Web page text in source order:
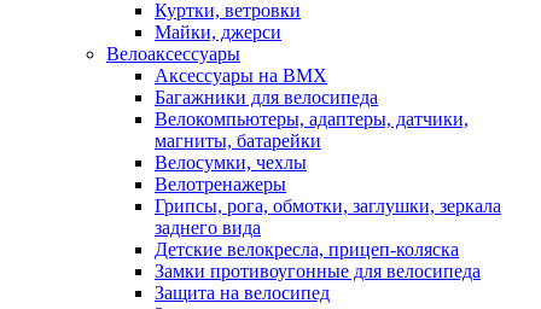
Куртки, ветровки
Майки, джерси
Велоаксессуары
Аксессуары на BMX
Багажники для велосипеда
Велокомпьютеры, адаптеры, датчики,
магниты, батарейки
Велосумки, чехлы
Велотренажеры
Грипсы, рога, обмотки, заглушки, зеркала
заднего вида
Детские велокресла, прицеп-коляска
Замки противоугонные для велосипеда
Защита на велосипед